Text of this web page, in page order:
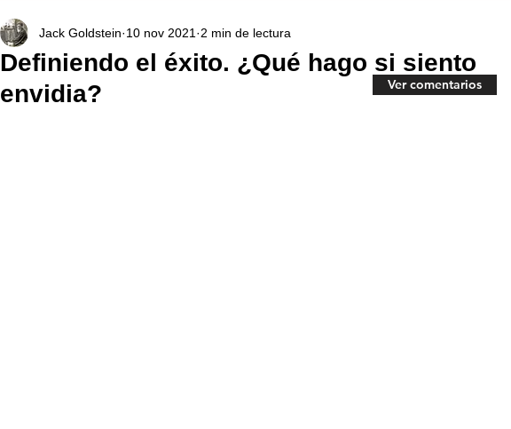
Definiendo el éxito. ¿Qué hago si siento
envidia?
Jack Goldstein 10 nov 2021 2 min de lectura
Ver comentarios